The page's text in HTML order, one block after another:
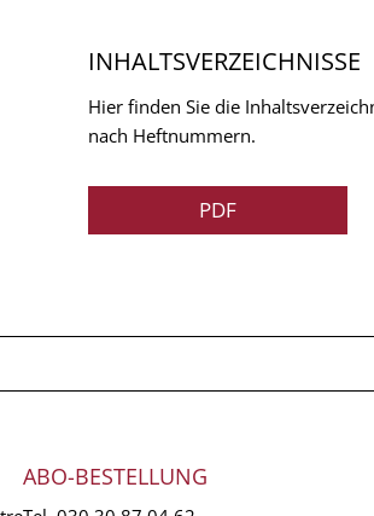
INHALTSVERZEICHNISSE
Hier finden Sie die
nach Heftnummern.
PDF
ABO-BESTELLUNG